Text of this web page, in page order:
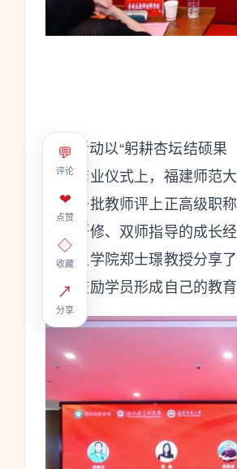
💬
评论
❤
点赞
◇
收藏
↗
分享
活动以“躬耕杏坛结硕
节。结业仪式上，福建师范
效：一批教师评上正高级职
理论研修、双师指导的成长
会历史学院郑士璟教授分享
得，鼓励学员形成自己的教